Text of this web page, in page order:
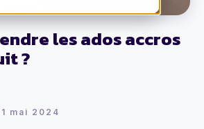
les ados accros
?
mai 2024